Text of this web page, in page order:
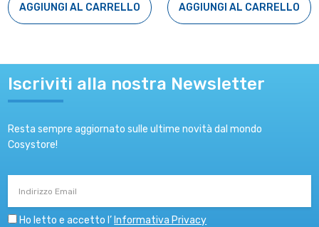
AGGIUNGI AL CARRELLO AGGIUNGI AL CARRELLO
Iscriviti alla nostra Newsletter
Resta sempre aggiornato sulle ultime novità dal mondo
Cosystore!
Ho letto e accetto l’ Informativa Privacy